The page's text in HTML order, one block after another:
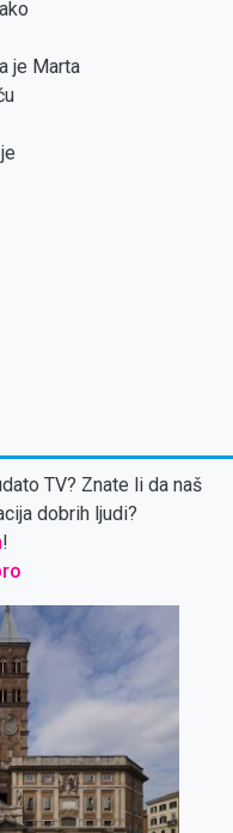
je Marta
TV? Znate li da naš
dobrih ljudi?
!